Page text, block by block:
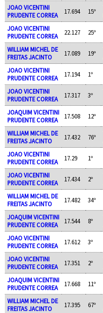
JOAO VICENTINI
PRUDENTE CORREA
17.694 15º
JOAO VICENTINI
PRUDENTE CORREA
22.127 25º
WILLIAM MICHEL DE
FREITAS JACINTO
17.089 19º
JOAO VICENTINI
PRUDENTE CORREA
17.194 1º
JOAO VICENTINI
PRUDENTE CORREA
17.317 3º
JOAQUIM VICENTINI
PRUDENTE CORREA
17.508 12º
WILLIAM MICHEL DE
FREITAS JACINTO
17.432 76º
JOAO VICENTINI
PRUDENTE CORREA
17.29 1º
JOAO VICENTINI
PRUDENTE CORREA
17.434 2º
WILLIAM MICHEL DE
FREITAS JACINTO
17.482 34º
JOAQUIM VICENTINI
PRUDENTE CORREA
17.544 8º
JOAO VICENTINI
PRUDENTE CORREA
17.612 3º
JOAO VICENTINI
PRUDENTE CORREA
17.351 2º
JOAQUIM VICENTINI
PRUDENTE CORREA
17.668 11º
WILLIAM MICHEL DE
FREITAS JACINTO
17.395 67º